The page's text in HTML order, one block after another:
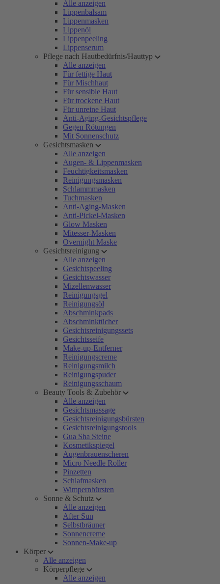
Alle anzeigen
Lippenbalsam
Lippenmasken
Lippenöl
Lippenpeeling
Lippenserum
Pflege nach Hautbedürfnis/Hauttyp
Alle anzeigen
Für fettige Haut
Für Mischhaut
Für sensible Haut
Für trockene Haut
Für unreine Haut
Anti-Aging-Gesichtspflege
Gegen Rötungen
Mit Sonnenschutz
Gesichtsmasken
Alle anzeigen
Augen- & Lippenmasken
Feuchtigkeitsmasken
Reinigungsmasken
Schlammmasken
Tuchmasken
Anti-Aging-Masken
Anti-Pickel-Masken
Glow Masken
Mitesser-Masken
Overnight Maske
Gesichtsreinigung
Alle anzeigen
Gesichtspeeling
Gesichtswasser
Mizellenwasser
Reinigungsgel
Reinigungsöl
Abschminkpads
Abschminktücher
Gesichtsreinigungssets
Gesichtsseife
Make-up-Entferner
Reinigungscreme
Reinigungsmilch
Reinigungspuder
Reinigungsschaum
Beauty Tools & Zubehör
Alle anzeigen
Gesichtsmassage
Gesichtsreinigungsbürsten
Gesichtsreinigungstools
Gua Sha Steine
Kosmetikspiegel
Augenbrauenscheren
Micro Needle Roller
Pinzetten
Schlafmasken
Wimpernbürsten
Sonne & Schutz
Alle anzeigen
After Sun
Selbstbräuner
Sonnencreme
Sonnen-Make-up
Körper
Alle anzeigen
Körperpflege
Alle anzeigen